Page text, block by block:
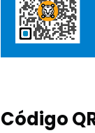
Código